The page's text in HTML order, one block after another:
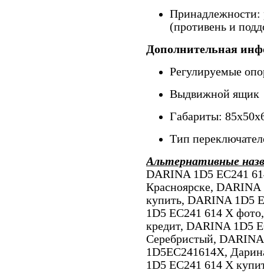
Принадлежности:
(противень и
Дополнительная
Регулируемые
Выдвижной ящик
Габариты:
Тип
Альтернативные
DARINA 1D5 EC241
Красноярске,
купить, DARINA 1D5
1D5 EC241 614 X
кредит, DARINA 1D5
Серебристый,
1D5EC241614X,
1D5 EC241 614 X